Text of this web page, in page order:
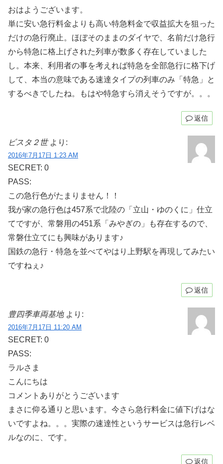
おはようございます。
単に安い急行料金よりも高い特急料金で収益拡大を狙った
だけの急行廃止。ほぼそのままのダイヤで、名前だけ急行
から特急に格上げされた列車が数多く存在していました
し。本来、利用者の事を考えれば特急を全部急行に格下げ
して、本当の意味である速達タイプの列車のみ「特急」と
するべきでしたね。もはや特急すら消えそうですが。。。
返信
ビスタ２世 より:
2016年7月17日 1:23 AM
SECRET: 0
PASS:
この急行色がたまりません！！
我が家の急行色は457系で北陸の「立山・ゆのくに」仕立
てですが、常磐用の451系「みやぎの」も存在するので、
常磐仕立てにも興味があります♪
国鉄の急行・特急を並べてやはり上野駅を再現してみたい
ですねぇ♪
返信
豊四季車両基地 より:
2016年7月17日 11:20 AM
SECRET: 0
PASS:
ラルさま
こんにちは
コメントありがとうございます
まさに仰る通りと思います。今さら急行料金に値下げはな
いですよね。。。実際の速達性というサービスは急行レベ
ルなのに、です。
返信